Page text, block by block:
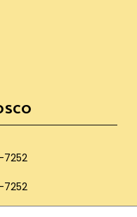
7252
7252